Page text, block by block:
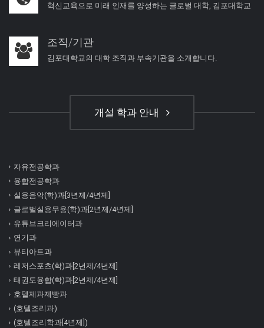
혁신교육으로 미래 인재를 양성하는 글로벌 대학, 김포대학교
조직/기관
김포대학교의 대학 조직과 부속기관을 소개합니다.
개설 학과 안내
자유전공학과
융합전공학과
실용음악(학)과[3년제/4년제]
글로벌실용무용(학)과[2년제/4년제]
유튜브크리에이터과
연기과
뷰티아트과
레저스포츠(학)과[2년제/4년제]
태권도융합(학)과[2년제/4년제]
호텔제과제빵과
(호텔조리과)
(호텔조리학과[4년제])